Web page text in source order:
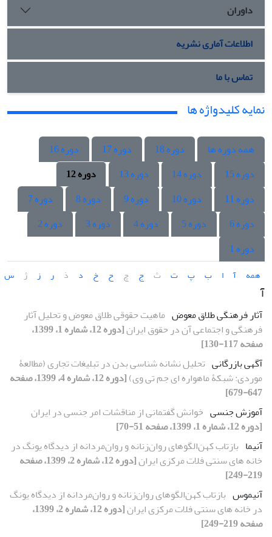
داوران
اطلاعات آماری نشریه
تماس با ما
نمایه کلیدواژه ها
همه دوره ها دوره 18 دوره 17
دوره 16
دوره 15
دوره 14 دوره 13
دوره 12
دوره 11
دوره 10 دوره 9 دوره 8
دوره 7
دوره 6
دوره 5 دوره 4 دوره 3
دوره 2
دوره 1
همه آ ا ب پ ت ث ج چ ح خ د ذ ر ز ژ س
آ
آثار فرهنگی طلاق معوض ماهیت حقوقی طلاق معوض و تحلیل آثار
فرهنگی و اجتماعی آن در حقوق ایران
[دوره 12، شماره 1، 1399،
صفحه 117-130]
آگهی بازرگانی تحلیل نشانه شناسی بدن در تبلیغات تجاری (مطالعۀ
موردی: شبکۀ ماهواره ای جم تی وی)
[دوره 12، شماره 4، 1399، صفحه
647-679]
آموزش جنسی خوانش گفتمانی از مناقشات امر جنسی در ایران
[دوره 12، شماره 1، 1399، صفحه 51-70]
آنیما بازتاب کهن‌الگوهای روان‌زنانه و روان‌مردانه از دیدگاه یونگ در
خانه های سنتی فلات مرکزی ایران
[دوره 12، شماره 2، 1399، صفحه
219-249]
آنیموس بازتاب کهن‌الگوهای روان‌زنانه و روان‌مردانه از دیدگاه یونگ
در خانه های سنتی فلات مرکزی ایران
[دوره 12، شماره 2، 1399،
صفحه 219-249]